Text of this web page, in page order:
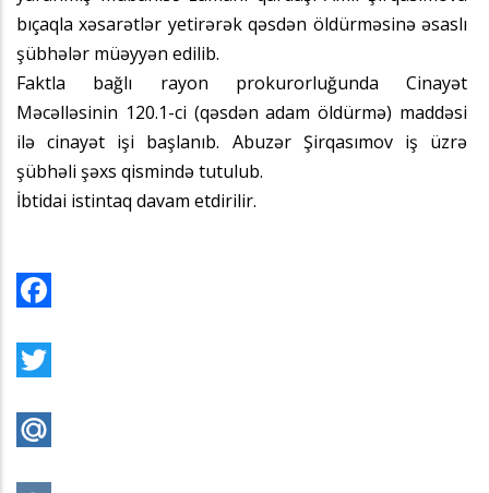
bıçaqla xəsarətlər yetirərək qəsdən öldürməsinə əsaslı
şübhələr müəyyən edilib.
Faktla bağlı rayon prokurorluğunda Cinayət
Məcəlləsinin 120.1-ci (qəsdən adam öldürmə) maddəsi
ilə cinayət işi başlanıb. Abuzər Şirqasımov iş üzrə
şübhəli şəxs qismində tutulub.
İbtidai istintaq davam etdirilir.